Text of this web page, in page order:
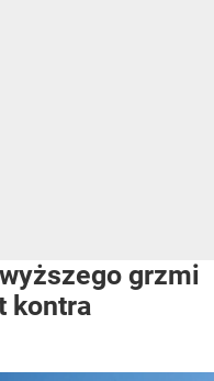
grzmi
kontra